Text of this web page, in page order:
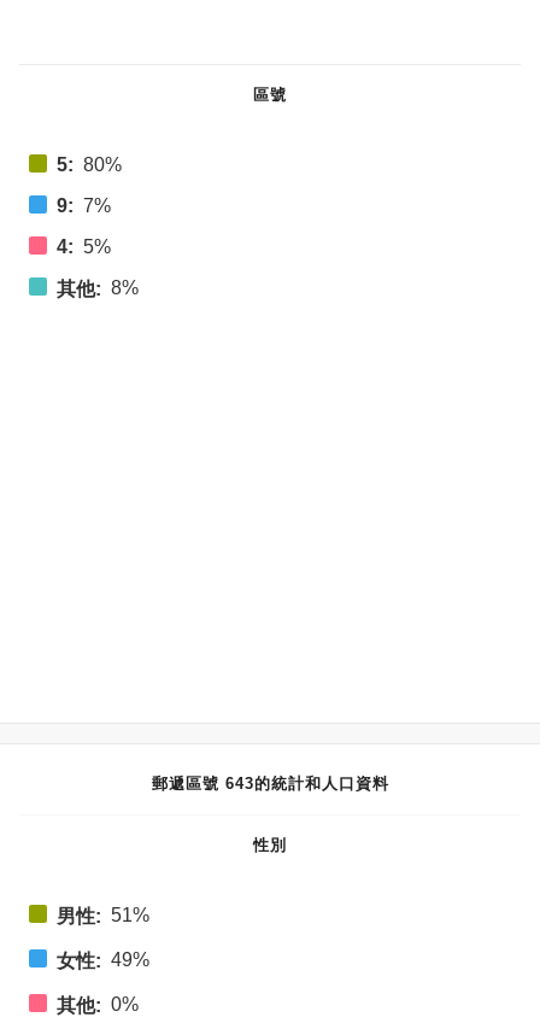
區號
5: 80%
9: 7%
4: 5%
其他: 8%
郵遞區號 643的統計和人口資料
性別
男性: 51%
女性: 49%
其他: 0%